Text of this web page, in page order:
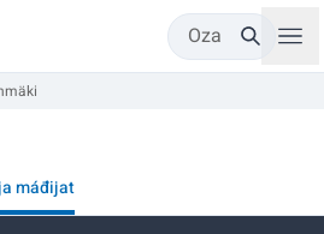
Oza
máđijat